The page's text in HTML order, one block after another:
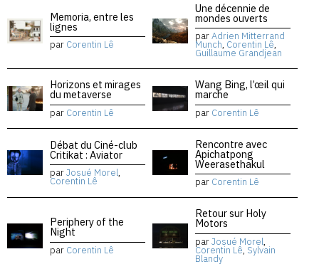
Memoria, entre les
lignes
par Corentin Lê
Une décennie de
mondes ouverts
parAdrien Mitterrand
Munch, Corentin Lê,
Guillaume Grandjean
Horizons et mirages
du metaverse
par Corentin Lê
Wang Bing, l’œil qui
marche
par Corentin Lê
Débat du Ciné-club
Critikat : Aviator
parJosué Morel,
Corentin Lê
Rencontre avec
Apichatpong
Weerasethakul
par Corentin Lê
Periphery of the
Night
par Corentin Lê
Retour sur Holy
Motors
parJosué Morel,
Corentin Lê, Sylvain
Blandy